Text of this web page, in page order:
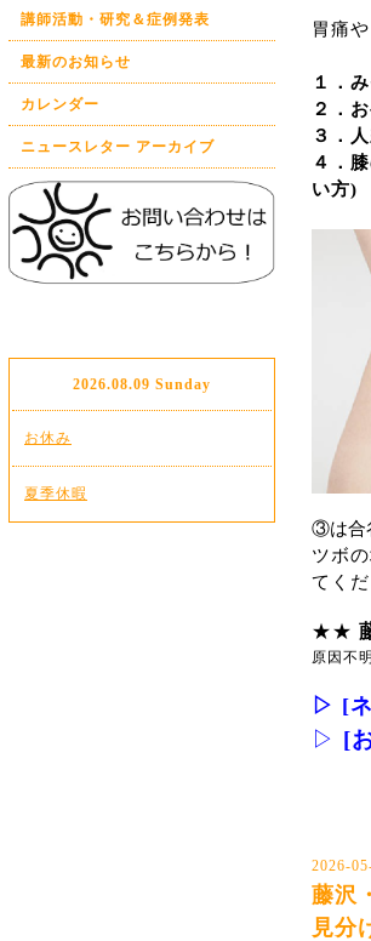
胃痛
１．
２．
３．
４．
い方)
③は合
ツボ
てくだ
★★
原因不
▷ [
▷ [
2026-
藤沢
見分
講師活動・研究＆症例発表
最新のお知らせ
カレンダー
ニュースレター アーカイブ
2026.08.09 Sunday
お休み
夏季休暇